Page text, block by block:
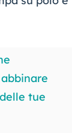
tue